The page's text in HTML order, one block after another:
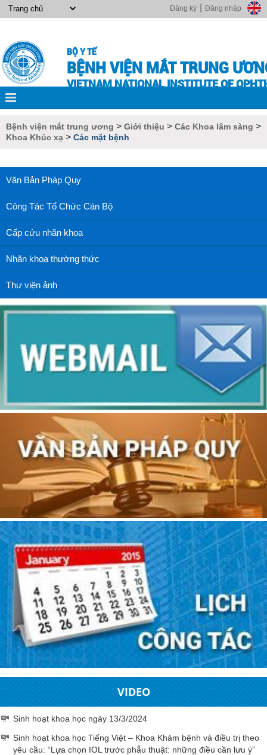
Đăng nhập
Đăng ký
BỘ Y TẾ
BỆNH VIỆN MẮT TRUNG
VIETNAM NATIONAL INSTITUTE OF
Bệnh viện mắt trung ương > Giới thiệu > Các Khoa lâm sàng >
Khoa Khúc xạ > Các mặt bệnh
Văn Bản Pháp Quy
Công Tác Tổ Chức Cán Bộ
Cấp cứu nhãn khoa
Nhãn khoa thường thức
Thư viện ảnh
VIDEO
Sinh hoạt khoa học ngày 13/3/2024
Sinh hoạt khoa học Tiếng Việt – Khoa Khám bệnh và điều trị theo
yêu cầu: “Lựa chọn IOL trước phẫu thuật: những điều cần lưu ý”